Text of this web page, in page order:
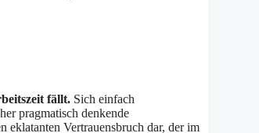
fällt. Sich einfach
pragmatisch denkende
eklatanten Vertrauensbruch dar, der im